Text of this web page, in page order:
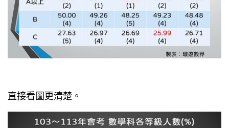
直接看圖更清楚。